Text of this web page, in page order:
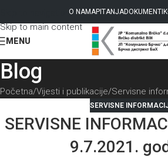
Skip to navigation
Skip to main content
O NAMAPITANJADOKUMENTI
MENU
Blog
Početna Vijesti i publikacije Servisne
SERVISNE
SERVISNE
9.7.2021.